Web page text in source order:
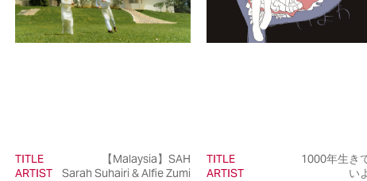
TITLE
【Malaysia】SAH
ARTIST
Sarah Suhairi & Alfie Zumi
TITLE
1000年生き
ARTIST
い